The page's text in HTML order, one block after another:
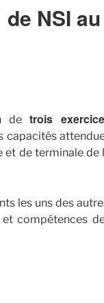
NSI au
detrois
capacités
de terminale de
les uns des
compétences